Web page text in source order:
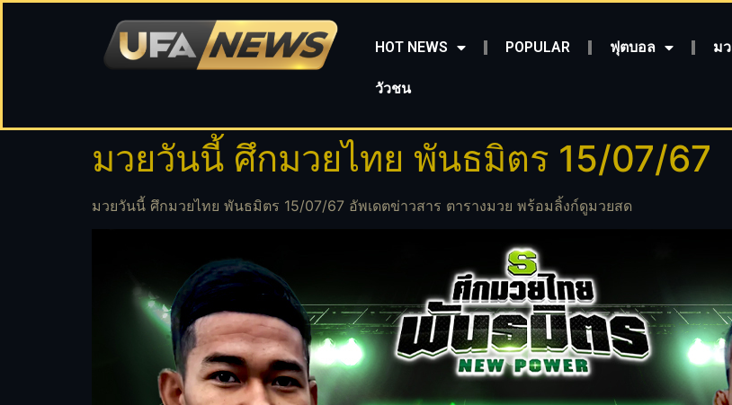
HOT NEWS POPULAR ฟุตบอล ม
วัวชน
มวยวันนี้ ศึกมวยไทย พันธมิตร 15/07/67
มวยวันนี้ ศึกมวยไทย พันธมิตร 15/07/67 อัพเดตข่าวสาร ตารางมวย พร้อมลิ้งก์ดูมวยสด